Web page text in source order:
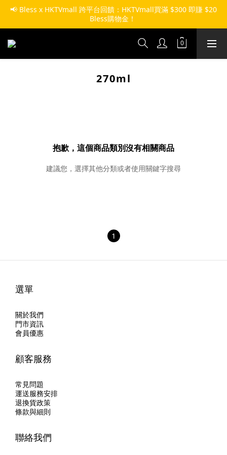
📢 Bless x HKTVmall 跨平台回饋：HKTVmall買滿 $300 即賺 $20
Bless購物金！
270ml
抱歉，這個商品類別沒有相關商品
建議您，選擇其他分類或者使用關鍵字搜尋
1
選單
關於我們
門市資訊
會員優惠
顧客服務
常見問題
運送服務安排
退換貨政策
條款與細則
聯絡我們